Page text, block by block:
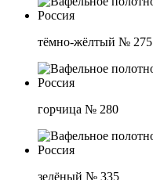
тёмно-жёлтый № 275
горчица № 280
зелёный № 335